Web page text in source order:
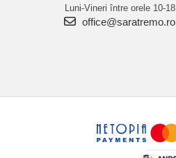
Luni-Vineri între orele 10-18
office@saratremo.ro